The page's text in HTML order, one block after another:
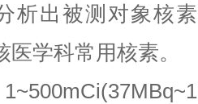
析出被测对象核
学科常用核素。